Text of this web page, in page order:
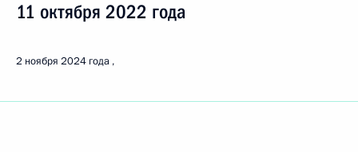
11 октября 2022 года
2 ноября 2024 года